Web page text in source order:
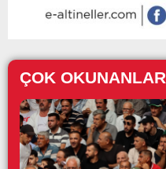
ÇOK OKUNANLAR